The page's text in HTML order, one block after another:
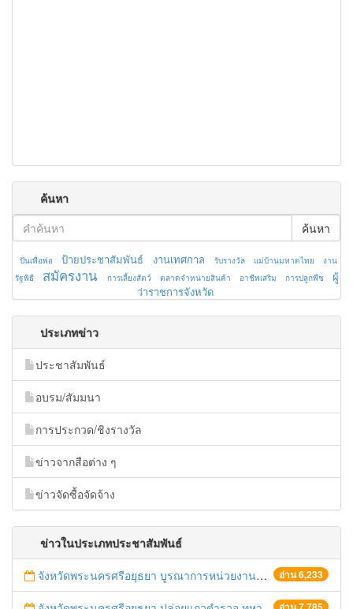
ค้นหา
ค้นหา
ปั่นเพื่อพ่อ ป้ายประชาสัมพันธ์ งานเทศกาล รับรางวัล แม่บ้านมหาดไทย
งาน
รัฐพิธี
สมัครงาน การเลี้ยงสัตว์ ตลาดจำหน่ายสินค้า อาชีพเสริม การปลูกพืช
ผู้
ว่าราชการจังหวัด
ประเภทข่าว
ประชาสัมพันธ์
อบรม/สัมมนา
การประกวด/ชิงรางวัล
ข่าวจากสือต่าง ๆ
ข่าวจัดซื้อจัดจ้าง
ข่าวในประเภทประชาสัมพันธ์
อ่าน 6,233
จังหวัดพระนครศรีอยุธยา บูรณาการหน่วยงานที่เกี่ยวข้อง ลงพื้นที่จัดระเบียบและดำเนินมาตรการตามบทลงโทษสูงสุดกับผู้ประกอบการร้านค้าที่ยังฝ่าฝืนตั้งร้านค้ารุกล้ำเขตพื้นที่ทางหลวง เตรียมความปลอดภัยก่อนเทศกาลสงกรานต์